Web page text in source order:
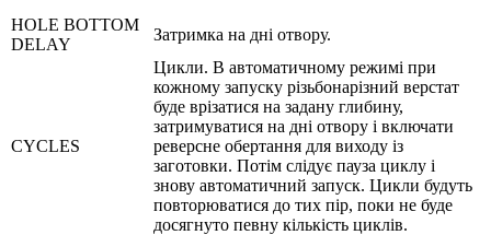
HOLE BOTTOM
DELAY
Затримка на дні отвору.
CYCLES
Цикли. В автоматичному режимі при
кожному запуску різьбонарізний верстат
буде врізатися на задану глибину,
затримуватися на дні отвору і включати
реверсне обертання для виходу із
заготовки. Потім слідує пауза циклу і
знову автоматичний запуск. Цикли будуть
повторюватися до тих пір, поки не буде
досягнуто певну кількість циклів.